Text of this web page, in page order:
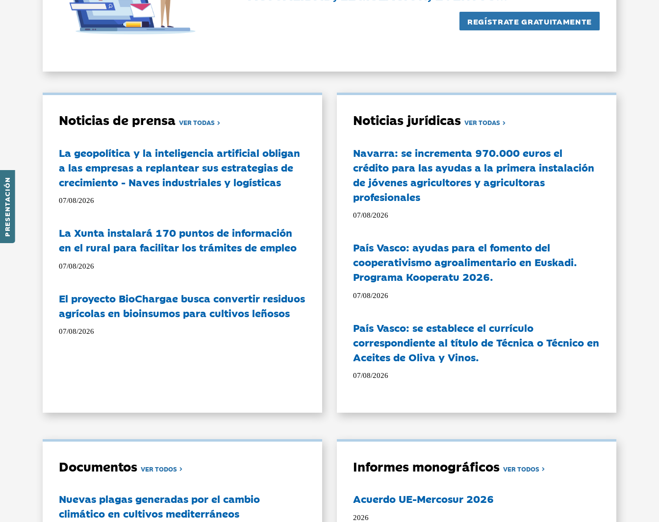
PRESENTACIÓN
Noticias de prensaVER TODAS
La geopolítica y la inteligencia artificial obligan
a las empresas a replantear sus estrategias de
crecimiento - Naves industriales y logísticas
07/08/2026
La Xunta instalará 170 puntos de información
en el rural para facilitar los trámites de empleo
07/08/2026
El proyecto BioChargae busca convertir residuos
agrícolas en bioinsumos para cultivos leñosos
07/08/2026
Noticias jurídicasVER TODAS
Navarra: se incrementa 970.000 euros el
crédito para las ayudas a la primera instalación
de jóvenes agricultores y agricultoras
profesionales
07/08/2026
País Vasco: ayudas para el fomento del
cooperativismo agroalimentario en Euskadi.
Programa Kooperatu 2026.
07/08/2026
País Vasco: se establece el currículo
correspondiente al título de Técnica o Técnico en
Aceites de Oliva y Vinos.
07/08/2026
DocumentosVER TODOS
Nuevas plagas generadas por el cambio
climático en cultivos mediterráneos
Informes monográficosVER TODOS
Acuerdo UE-Mercosur 2026
2026